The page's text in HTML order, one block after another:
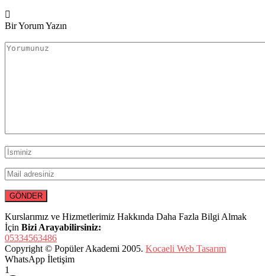
Bir Yorum Yazın
Kurslarımız ve Hizmetlerimiz Hakkında Daha Fazla Bilgi Almak
İçin Bizi Arayabilirsiniz:
05334563486
Copyright © Popüler Akademi 2005. Kocaeli Web Tasarım
WhatsApp İletişim
1